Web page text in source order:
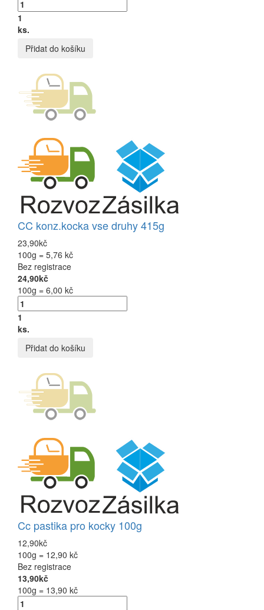
1
ks.
Přidat do košíku
CC konz.kocka vse druhy 415g
23,90kč
100g = 5,76 kč
Bez registrace
24,90kč
100g = 6,00 kč
1
ks.
Přidat do košíku
Cc pastika pro kocky 100g
12,90kč
100g = 12,90 kč
Bez registrace
13,90kč
100g = 13,90 kč